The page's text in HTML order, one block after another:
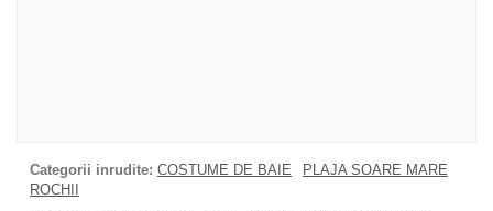
Categorii inrudite: COSTUME DE BAIE
PLAJA SOARE MARE
ROCHII